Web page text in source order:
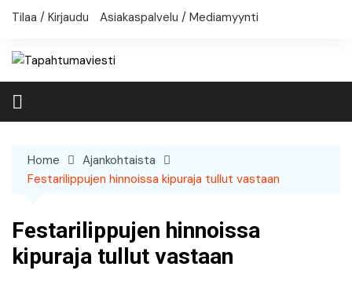
Skip
Tilaa / Kirjaudu Asiakaspalvelu / Mediamyynti
Home
Ajankohtaista
Festarilippujen hinnoissa kipuraja tullut vastaan
Festarilippujen hinnoissa
kipuraja tullut vastaan